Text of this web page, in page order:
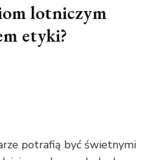
lotniczym
etyki?
potrafią być świetnymi